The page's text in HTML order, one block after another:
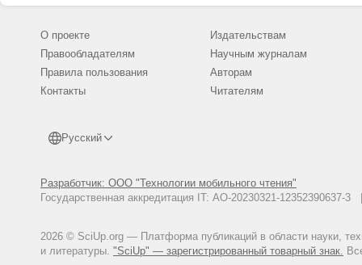
О проекте
Правообладателям
Правила пользования
Контакты
Русский
Разработчик: ООО "Технологии мобильного чтения"
Государственная аккредитация IT: АО-20230321-
2026 © SciUp.org — Платформа публикаций в области науки,
и литературы. "SciUp" — зарегистрированный товарный знак.
Издательствам
Научным журналам
Авторам
Читателям